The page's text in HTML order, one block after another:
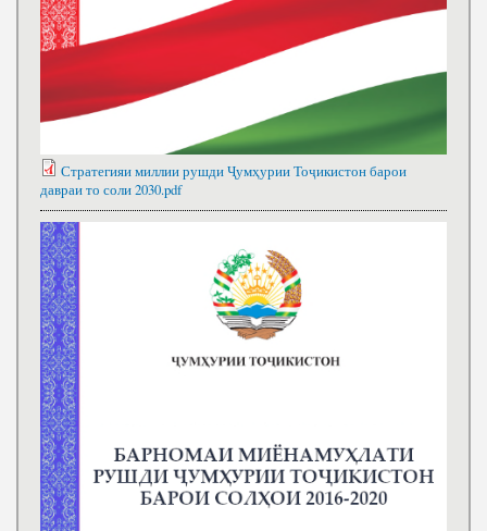
Стратегияи миллии рушди Ҷумҳурии Тоҷикистон барои
давраи то соли 2030.pdf